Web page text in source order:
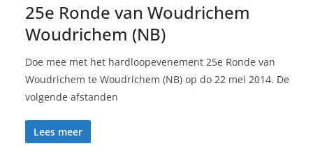
25e Ronde van Woudrichem
Woudrichem (NB)
Doe mee met het hardloopevenement 25e Ronde van
Woudrichem te Woudrichem (NB) op do 22 mei 2014. De
volgende afstanden
Lees meer